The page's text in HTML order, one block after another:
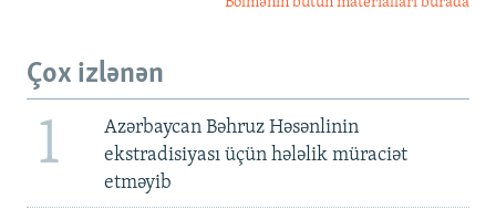
Çox izlənən
1
Azərbaycan Bəhruz Həsənlinin
ekstradisiyası üçün hələlik müraciət
etməyib